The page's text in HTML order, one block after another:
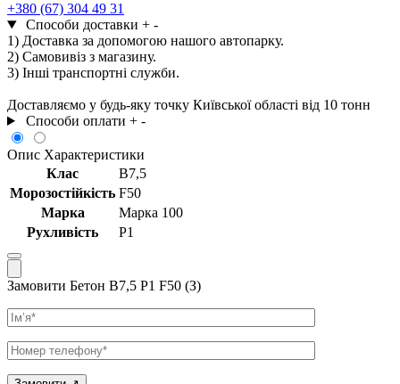
+380 (67) 304 49 31
Способи доставки + -
1) Доставка за допомогою нашого автопарку.
2) Самовивіз з магазину.
3) Інші транспортні служби.
Доставляємо у будь-яку точку Київської області від 10 тонн
Способи оплати + -
Опис Характеристики
Клас
В7,5
Морозостійкість F50
Марка
Марка 100
Рухливість
Р1
Замовити Бетон В7,5 Р1 F50 (З)
Ім’я
Телефон